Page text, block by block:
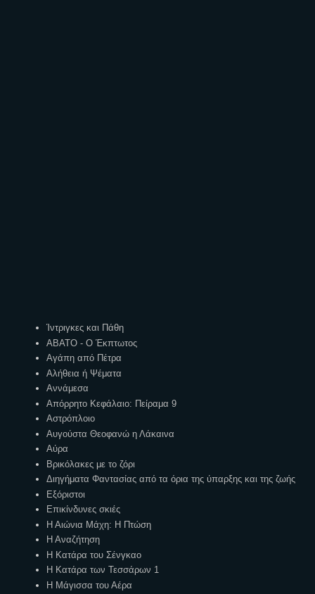
Ίντριγκες και Πάθη
ΑΒΑΤΟ - Ο Έκπτωτος
Αγάπη από Πέτρα
Αλήθεια ή Ψέματα
Αννάμεσα
Απόρρητο Κεφάλαιο: Πείραμα 9
Αστρόπλοιο
Αυγούστα Θεοφανώ η Λάκαινα
Αύρα
Βρικόλακες με το ζόρι
Διηγήματα Φαντασίας από τα όρια της ύπαρξης και της ζωής
Εξόριστοι
Επικίνδυνες σκιές
Η Αιώνια Μάχη: Η Πτώση
Η Αναζήτηση
Η Κατάρα του Σένγκαο
Η Κατάρα των Τεσσάρων 1
Η Μάγισσα του Αέρα